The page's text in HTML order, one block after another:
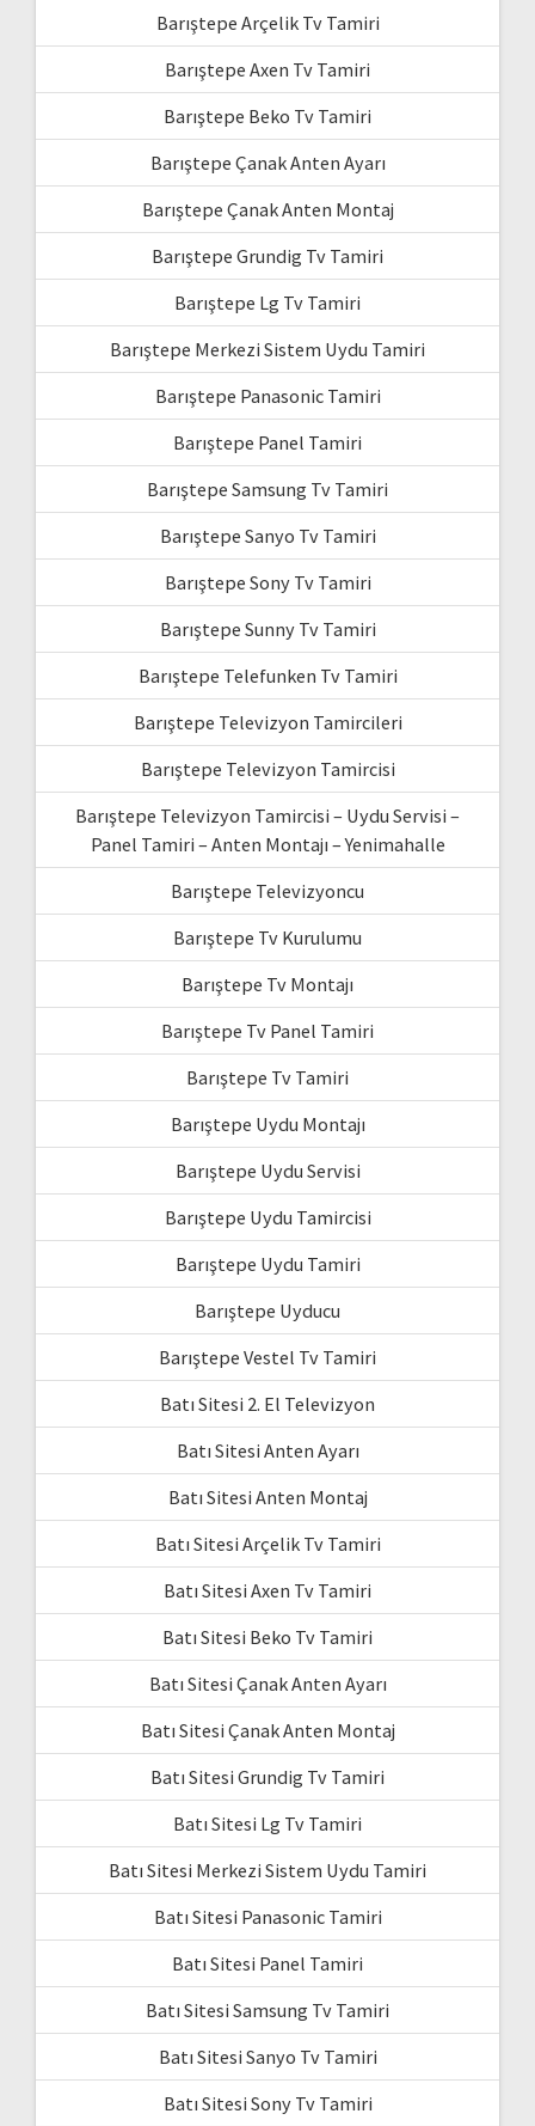
Barıştepe Arçelik Tv Tamiri
Barıştepe Axen Tv Tamiri
Barıştepe Beko Tv Tamiri
Barıştepe Çanak Anten Ayarı
Barıştepe Çanak Anten Montaj
Barıştepe Grundig Tv Tamiri
Barıştepe Lg Tv Tamiri
Barıştepe Merkezi Sistem Uydu Tamiri
Barıştepe Panasonic Tamiri
Barıştepe Panel Tamiri
Barıştepe Samsung Tv Tamiri
Barıştepe Sanyo Tv Tamiri
Barıştepe Sony Tv Tamiri
Barıştepe Sunny Tv Tamiri
Barıştepe Telefunken Tv Tamiri
Barıştepe Televizyon Tamircileri
Barıştepe Televizyon Tamircisi
Barıştepe Televizyon Tamircisi – Uydu Servisi –
Panel Tamiri – Anten Montajı – Yenimahalle
Barıştepe Televizyoncu
Barıştepe Tv Kurulumu
Barıştepe Tv Montajı
Barıştepe Tv Panel Tamiri
Barıştepe Tv Tamiri
Barıştepe Uydu Montajı
Barıştepe Uydu Servisi
Barıştepe Uydu Tamircisi
Barıştepe Uydu Tamiri
Barıştepe Uyducu
Barıştepe Vestel Tv Tamiri
Batı Sitesi 2. El Televizyon
Batı Sitesi Anten Ayarı
Batı Sitesi Anten Montaj
Batı Sitesi Arçelik Tv Tamiri
Batı Sitesi Axen Tv Tamiri
Batı Sitesi Beko Tv Tamiri
Batı Sitesi Çanak Anten Ayarı
Batı Sitesi Çanak Anten Montaj
Batı Sitesi Grundig Tv Tamiri
Batı Sitesi Lg Tv Tamiri
Batı Sitesi Merkezi Sistem Uydu Tamiri
Batı Sitesi Panasonic Tamiri
Batı Sitesi Panel Tamiri
Batı Sitesi Samsung Tv Tamiri
Batı Sitesi Sanyo Tv Tamiri
Batı Sitesi Sony Tv Tamiri